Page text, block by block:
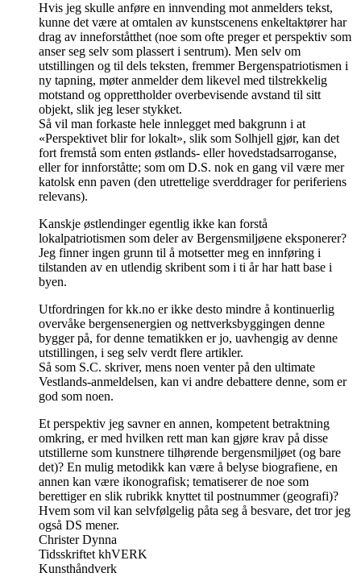
Hvis jeg skulle anføre en innvending mot anmelders tekst,
kunne det være at omtalen av kunstscenens enkeltaktører har
drag av inneforståtthet (noe som ofte preger et perspektiv som
anser seg selv som plassert i sentrum). Men selv om
utstillingen og til dels teksten, fremmer Bergenspatriotismen i
ny tapning, møter anmelder dem likevel med tilstrekkelig
motstand og opprettholder overbevisende avstand til sitt
objekt, slik jeg leser stykket.
Så vil man forkaste hele innlegget med bakgrunn i at
«Perspektivet blir for lokalt», slik som Solhjell gjør, kan det
fort fremstå som enten østlands- eller hovedstadsarroganse,
eller for innforståtte; som om D.S. nok en gang vil være mer
katolsk enn paven (den utrettelige sverddrager for periferiens
relevans).
Kanskje østlendinger egentlig ikke kan forstå
lokalpatriotismen som deler av Bergensmiljøene eksponerer?
Jeg finner ingen grunn til å motsetter meg en innføring i
tilstanden av en utlendig skribent som i ti år har hatt base i
byen.
Utfordringen for kk.no er ikke desto mindre å kontinuerlig
overvåke bergensenergien og nettverksbyggingen denne
bygger på, for denne tematikken er jo, uavhengig av denne
utstillingen, i seg selv verdt flere artikler.
Så som S.C. skriver, mens noen venter på den ultimate
Vestlands-anmeldelsen, kan vi andre debattere denne, som er
god som noen.
Et perspektiv jeg savner en annen, kompetent betraktning
omkring, er med hvilken rett man kan gjøre krav på disse
utstillerne som kunstnere tilhørende bergensmiljøet (og bare
det)? En mulig metodikk kan være å belyse biografiene, en
annen kan være ikonografisk; tematiserer de noe som
berettiger en slik rubrikk knyttet til postnummer (geografi)?
Hvem som vil kan selvfølgelig påta seg å besvare, det tror jeg
også DS mener.
Christer Dynna
Tidsskriftet khVERK
Kunsthåndverk